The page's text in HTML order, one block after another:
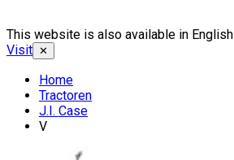
This website is also available in English
Visit ✕
Home
Tractoren
J.I. Case
V